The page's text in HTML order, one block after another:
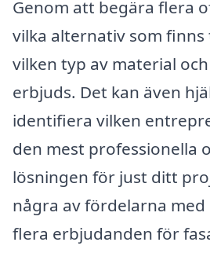
Genom att begära flera
vilka alternativ som
vilken typ av material
erbjuds. Det kan även
identifiera vilken
den mest professionella
lösningen för just ditt
några av fördelarna
flera erbjudanden för